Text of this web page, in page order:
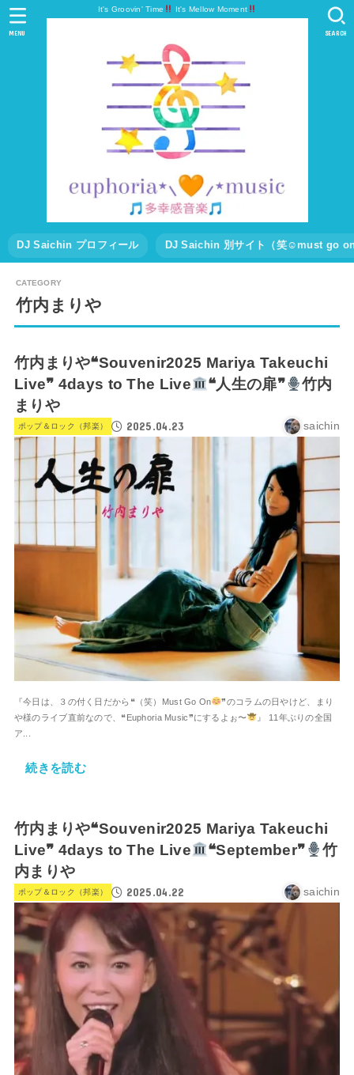
It's Groovin' Time It's Mellow Moment
DJ Saichin プロフィール DJ Saichin 別サイト（笑☺must go
SEARCH
MENU
竹内まりや
竹内まりや❝Souvenir2025 Mariya Takeuchi
Live❞ 4days to The Live
❝人生の扉❞
竹内
まりや
ポップ＆ロック（邦楽） 2025.04.23 saichin
『今日は、３の付く日だから❝（笑）Must Go On
❞のコラムの日やけど、まり
や様のライブ直前なので、❝Euphoria Music❞にするよぉ〜
』 11年ぶりの全国
ア...
続きを読む
竹内まりや❝Souvenir2025 Mariya Takeuchi
Live❞ 4days to The Live
❝September❞
竹
内まりや
ポップ＆ロック（邦楽） 2025.04.22 saichin